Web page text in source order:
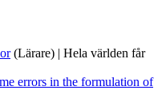
(Lärare) | Hela världen får
errors in the formulation of